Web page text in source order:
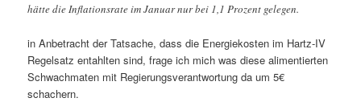
hätte die Inflationsrate im Januar nur bei 1,1 Prozent gelegen.
in Anbetracht der Tatsache, dass die Energiekosten im Hartz-IV
Regelsatz entahlten sind, frage ich mich was diese alimentierten
Schwachmaten mit Regierungsverantwortung da um 5€
schachern.